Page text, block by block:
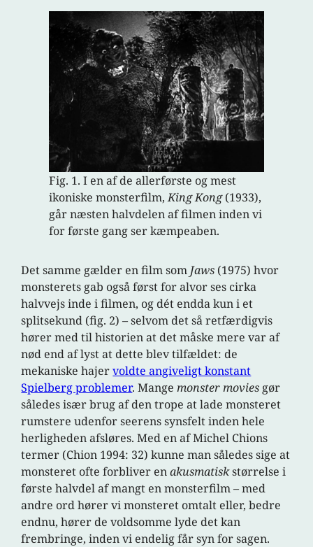
Fig. 1. I en af de allerførste og mest
ikoniske monsterfilm,King Kong(1933),
går næsten halvdelen af filmen inden vi
for første gang ser kæmpeaben.
Det samme gælder en film som Jaws (1975) hvor
monsterets gab også først for alvor ses cirka
halvvejs inde i filmen, og dét endda kun i et
splitsekund (fig. 2) – selvom det så retfærdigvis
hører med til historien at det måske mere var af
nød end af lyst at dette blev tilfældet: de
mekaniske hajervoldte angiveligt konstant
Spielberg problemer. Mangemonster movies gør
således især brug af den trope at lade monsteret
rumstere udenfor seerens synsfelt inden hele
herligheden afsløres. Med en af Michel Chions
termer (Chion 1994: 32) kunne man således sige at
monsteret ofte forbliver enakusmatiskstørrelse i
første halvdel af mangt en monsterfilm – med
andre ord hører vi monsteret omtalt eller, bedre
endnu, hører de voldsomme lyde det kan
frembringe, inden vi endelig får syn for sagen.